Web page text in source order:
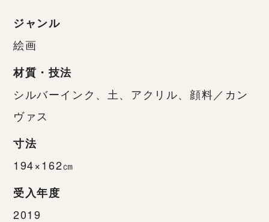
ジャンル
絵画
材質・技法
シルバーインク、土、アクリル、顔料／カン
ヴァス
寸法
194×162㎝
受入年度
2019